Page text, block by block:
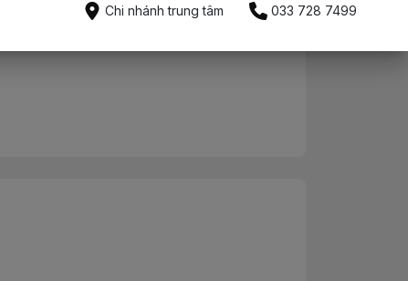
Chi nhánh trung tâm 033 728 7499